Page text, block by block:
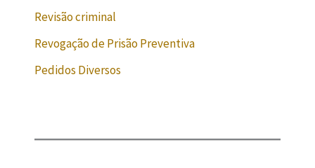
Revisão criminal
Revogação de Prisão Preventiva
Pedidos Diversos